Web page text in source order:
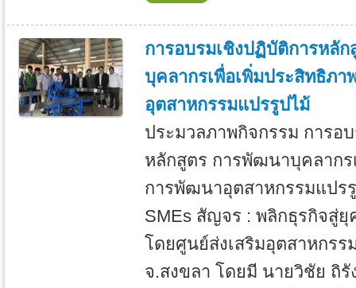
การอบรมเชิงปฏิบัติการหลั
บุคลากรเพื่อเพิ่มประสิทธิภ
อุตสาหกรรมแปรรูปไม้
ประมวลภาพกิจกรรม การอ
หลักสูตร การพัฒนาบุคลากร
การพัฒนาอุตสาหกรรมแปร
SMEs สัญจร : พลิกธุรกิจสู่
โดยศูนย์ส่งเสริมอุตสาหกร
จ.สงขลา โดยมี นายวิชัย ถิรั